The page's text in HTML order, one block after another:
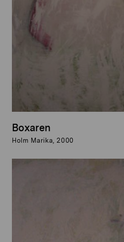
Boxaren
Holm Marika, 2000